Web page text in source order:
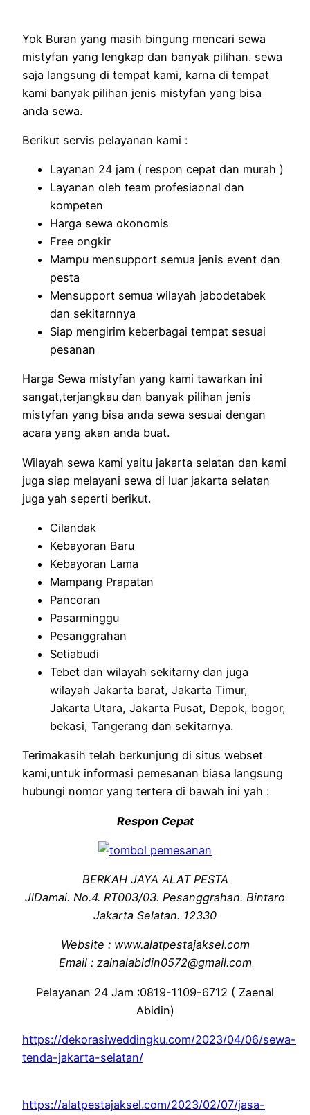
Yok Buran yang masih bingung mencari sewa
mistyfan yang lengkap dan banyak pilihan. sewa
saja langsung di tempat kami, karna di tempat
kami banyak pilihan jenis mistyfan yang bisa
anda sewa.
Berikut servis pelayanan kami :
Layanan 24 jam ( respon cepat dan murah )
Layanan oleh team profesiaonal dan
kompeten
Harga sewa okonomis
Free ongkir
Mampu mensupport semua jenis event dan
pesta
Mensupport semua wilayah jabodetabek
dan sekitarnnya
Siap mengirim keberbagai tempat sesuai
pesanan
Harga Sewa mistyfan yang kami tawarkan ini
sangat,terjangkau dan banyak pilihan jenis
mistyfan yang bisa anda sewa sesuai dengan
acara yang akan anda buat.
Wilayah sewa kami yaitu jakarta selatan dan kami
juga siap melayani sewa di luar jakarta selatan
juga yah seperti berikut.
Cilandak
Kebayoran Baru
Kebayoran Lama
Mampang Prapatan
Pancoran
Pasarminggu
Pesanggrahan
Setiabudi
Tebet dan wilayah sekitarny dan juga
wilayah Jakarta barat, Jakarta Timur,
Jakarta Utara, Jakarta Pusat, Depok, bogor,
bekasi, Tangerang dan sekitarnya.
Terimakasih telah berkunjung di situs webset
kami,untuk informasi pemesanan biasa langsung
hubungi nomor yang tertera di bawah ini yah :
Respon Cepat
BERKAH JAYA ALAT PESTA
JlDamai. No.4. RT003/03. Pesanggrahan. Bintaro
Jakarta Selatan. 12330
Website : www.alatpestajaksel.com
Email : zainalabidin0572@gmail.com
Pelayanan 24 Jam :0819-1109-6712 ( Zaenal
Abidin)
https://dekorasiweddingku.com/2023/04/06/sewa-
tenda-jakarta-selatan/
https://alatpestajaksel.com/2023/02/07/jasa-